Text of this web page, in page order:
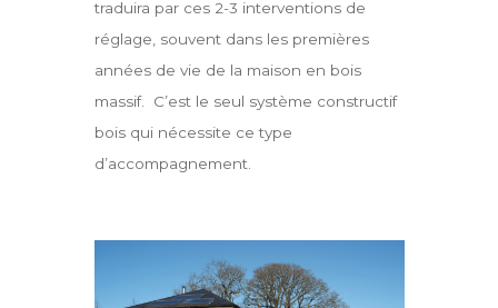
traduira par ces 2-3 interventions de
réglage, souvent dans les premières
années de vie de la maison en bois
massif. C’est le seul système constructif
bois qui nécessite ce type
d’accompagnement.